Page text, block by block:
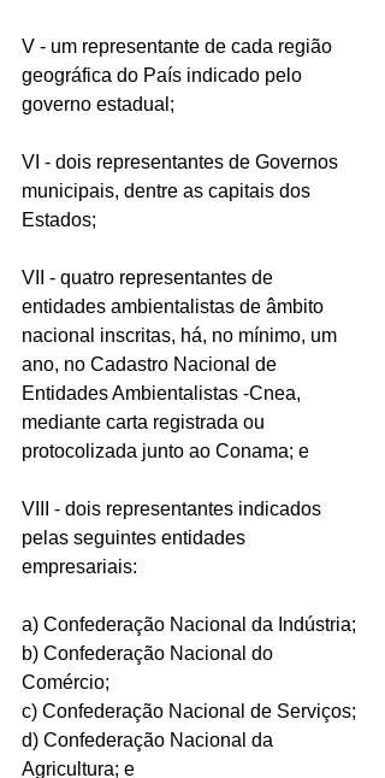
V - um representante de cada região
geográfica do País indicado pelo
governo estadual;
VI - dois representantes de Governos
municipais, dentre as capitais dos
Estados;
VII - quatro representantes de
entidades ambientalistas de âmbito
nacional inscritas, há, no mínimo, um
ano, no Cadastro Nacional de
Entidades Ambientalistas -Cnea,
mediante carta registrada ou
protocolizada junto ao Conama; e
VIII - dois representantes indicados
pelas seguintes entidades
empresariais:
a) Confederação Nacional da Indústria;
b) Confederação Nacional do
Comércio;
c) Confederação Nacional de Serviços;
d) Confederação Nacional da
Agricultura; e